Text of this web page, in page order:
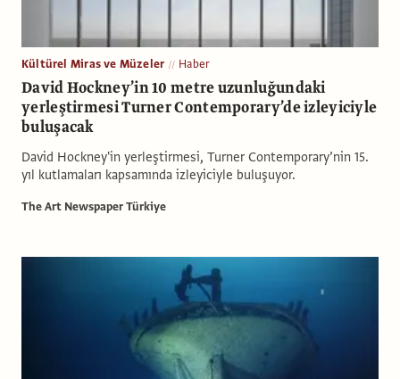
Kültürel Miras ve Müzeler Haber
David Hockney’in 10 metre uzunluğundaki
yerleştirmesi Turner Contemporary’de izleyiciyle
buluşacak
David Hockney'in yerleştirmesi, Turner Contemporary’nin 15.
yıl kutlamaları kapsamında izleyiciyle buluşuyor.
The Art Newspaper Türkiye